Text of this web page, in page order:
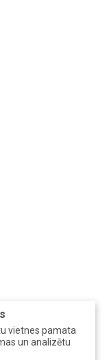
vietnes pamata
un analizētu